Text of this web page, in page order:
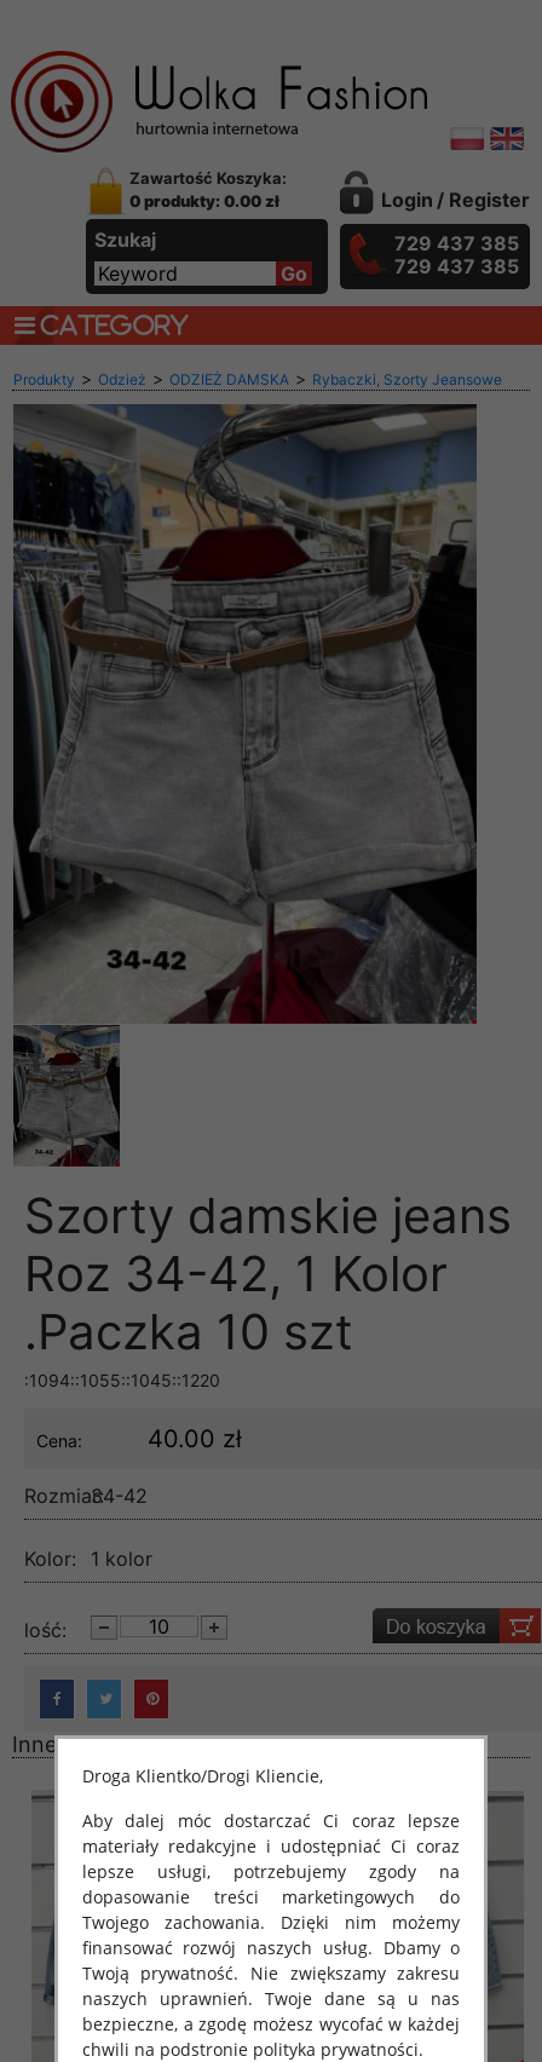
Zawartość Koszyka:
0 produkty: 0.00 zł
Szukaj
Login / Register
729 437 385
729 437 385
CATEGORY
Produkty > Odzież > ODZIEŻ DAMSKA > Rybaczki, Szorty Jeansowe
Szorty damskie jeans
Roz 34-42, 1 Kolor
.Paczka 10 szt
:1094::1055::1045::1220
Cena: 40.00 zł
Rozmiar:34-42
Kolor: 1 kolor
lość:
Inne produkty
Droga Klientko/Drogi Kliencie,
Aby dalej móc dostarczać Ci coraz lepsze
materiały redakcyjne i udostępniać Ci coraz
lepsze usługi, potrzebujemy zgody na
dopasowanie treści marketingowych do
Twojego zachowania. Dzięki nim możemy
finansować rozwój naszych usług. Dbamy o
Twoją prywatność. Nie zwiększamy zakresu
naszych uprawnień. Twoje dane są u nas
bezpieczne, a zgodę możesz wycofać w każdej
chwili na podstronie polityka prywatności.